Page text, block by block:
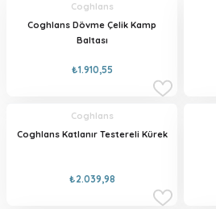
Coghlans
Coghlans Dövme Çelik Kamp
Baltası
₺1.910,55
Coghlans
Coghlans Katlanır Testereli Kürek
₺2.039,98